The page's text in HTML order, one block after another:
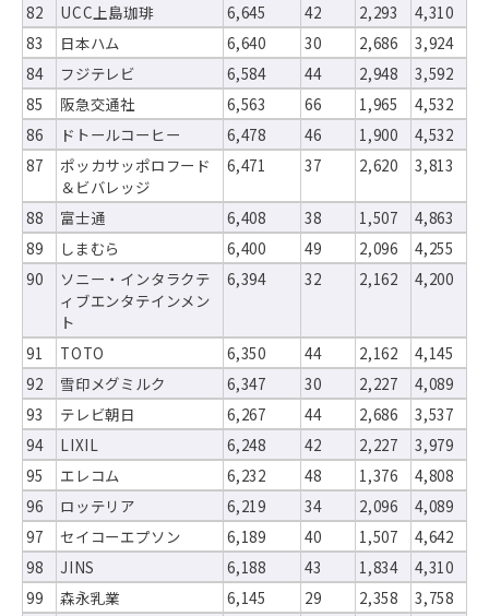
82
UCC上島珈琲 6,645 42 2,293
4,310
83
日本ハム 6,640 30 2,686
3,924
84
フジテレビ 6,584 44 2,948
3,592
85
阪急交通社 6,563 66 1,965
4,532
86
ドトールコーヒー 6,478 46 1,900
4,532
87
ポッカサッポロフード
＆ビバレッジ
6,471 37 2,620 3,813
88 富士通 6,408 38 1,507
4,863
89
しまむら 6,400 49 2,096
4,255
90
ソニー・インタラクテ
ィブエンタテインメン
ト
6,394 32 2,162 4,200
91 TOTO 6,350 44 2,162
4,145
92
雪印メグミルク 6,347 30 2,227
4,089
93
テレビ朝日 6,267 44 2,686
3,537
94
LIXIL 6,248 42 2,227
3,979
95
エレコム 6,232 48 1,376
4,808
96
ロッテリア 6,219 34 2,096
4,089
97
セイコーエプソン 6,189 40 1,507
4,642
98
JINS 6,188 43 1,834
4,310
99
森永乳業 6,145 29 2,358
3,758